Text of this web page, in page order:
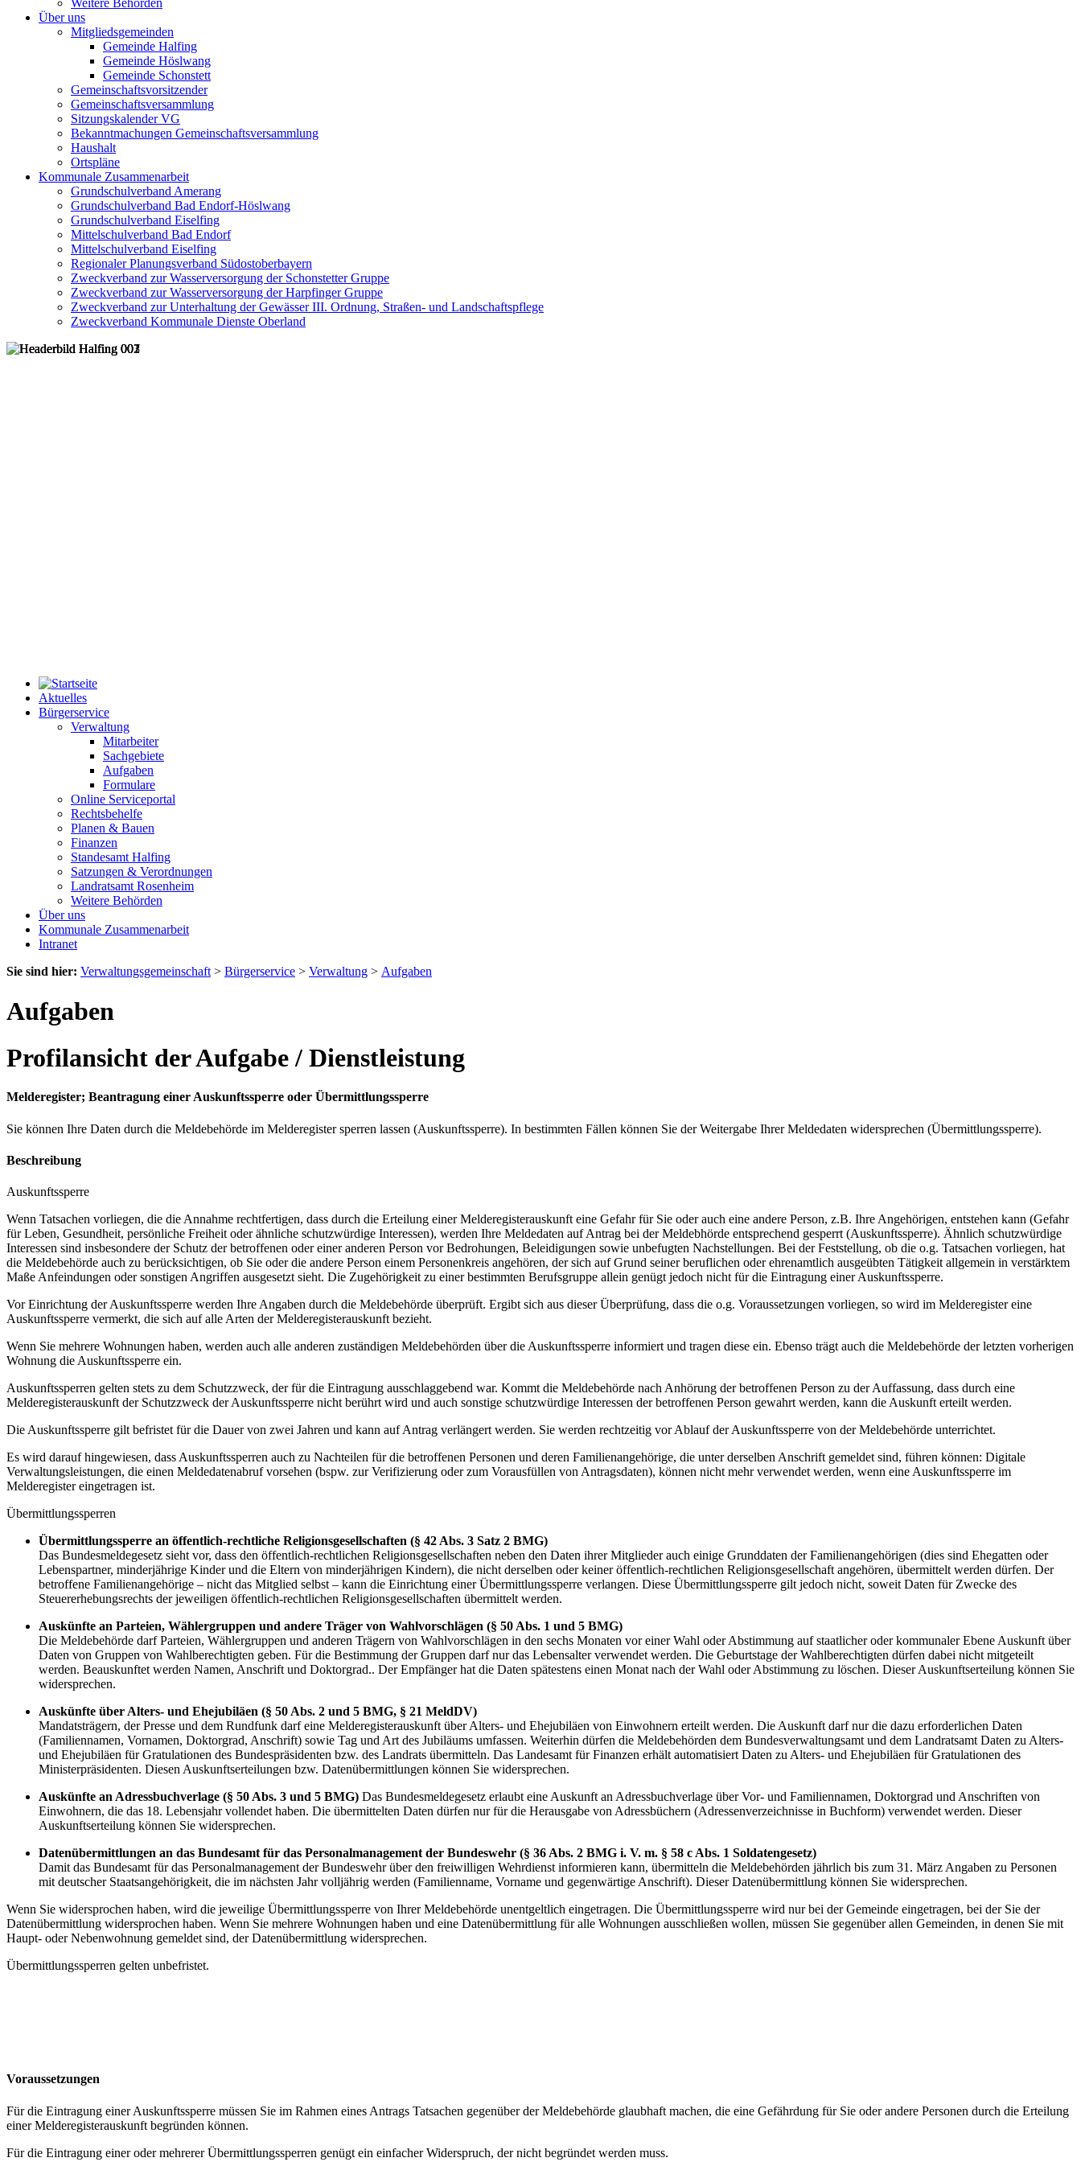
Weitere Behörden
Über uns
Mitgliedsgemeinden
Gemeinde Halfing
Gemeinde Höslwang
Gemeinde Schonstett
Gemeinschaftsvorsitzender
Gemeinschaftsversammlung
Sitzungskalender VG
Bekanntmachungen Gemeinschaftsversammlung
Haushalt
Ortspläne
Kommunale Zusammenarbeit
Grundschulverband Amerang
Grundschulverband Bad Endorf-Höslwang
Grundschulverband Eiselfing
Mittelschulverband Bad Endorf
Mittelschulverband Eiselfing
Regionaler Planungsverband Südostoberbayern
Zweckverband zur Wasserversorgung der Schonstetter Gruppe
Zweckverband zur Wasserversorgung der Harpfinger Gruppe
Zweckverband zur Unterhaltung der Gewässer III. Ordnung, Straßen- und Landschaftspflege
Zweckverband Kommunale Dienste Oberland
Aktuelles
Bürgerservice
Verwaltung
Mitarbeiter
Sachgebiete
Aufgaben
Formulare
Online Serviceportal
Rechtsbehelfe
Planen & Bauen
Finanzen
Standesamt Halfing
Satzungen & Verordnungen
Landratsamt Rosenheim
Weitere Behörden
Über uns
Kommunale Zusammenarbeit
Intranet
Sie sind hier: Verwaltungsgemeinschaft > Bürgerservice > Verwaltung > Aufgaben
Aufgaben
Profilansicht der Aufgabe / Dienstleistung
Melderegister; Beantragung einer Auskunftssperre oder Übermittlungssperre
Sie können Ihre Daten durch die Meldebehörde im Melderegister sperren lassen (Auskunftssperre). In bestimmten Fällen können Sie der Weitergabe Ihrer Meldedaten widersprechen (Übermittlungssperre).
Beschreibung
Auskunftssperre
Wenn Tatsachen vorliegen, die die Annahme rechtfertigen, dass durch die Erteilung einer Melderegisterauskunft eine Gefahr für Sie oder auch eine andere Person, z.B. Ihre Angehörigen, entstehen kann (Gefahr
für Leben, Gesundheit, persönliche Freiheit oder ähnliche schutzwürdige Interessen), werden Ihre Meldedaten auf Antrag bei der Meldebhörde entsprechend gesperrt (Auskunftssperre). Ähnlich schutzwürdige
Interessen sind insbesondere der Schutz der betroffenen oder einer anderen Person vor Bedrohungen, Beleidigungen sowie unbefugten Nachstellungen. Bei der Feststellung, ob die o.g. Tatsachen vorliegen, hat
die Meldebehörde auch zu berücksichtigen, ob Sie oder die andere Person einem Personenkreis angehören, der sich auf Grund seiner beruflichen oder ehrenamtlich ausgeübten Tätigkeit allgemein in verstärktem
Maße Anfeindungen oder sonstigen Angriffen ausgesetzt sieht. Die Zugehörigkeit zu einer bestimmten Berufsgruppe allein genügt jedoch nicht für die Eintragung einer Auskunftssperre.
Vor Einrichtung der Auskunftssperre werden Ihre Angaben durch die Meldebehörde überprüft. Ergibt sich aus dieser Überprüfung, dass die o.g. Voraussetzungen vorliegen, so wird im Melderegister eine
Auskunftssperre vermerkt, die sich auf alle Arten der Melderegisterauskunft bezieht.
Wenn Sie mehrere Wohnungen haben, werden auch alle anderen zuständigen Meldebehörden über die Auskunftssperre informiert und tragen diese ein. Ebenso trägt auch die Meldebehörde der letzten vorherigen
Wohnung die Auskunftssperre ein.
Auskunftssperren gelten stets zu dem Schutzzweck, der für die Eintragung ausschlaggebend war. Kommt die Meldebehörde nach Anhörung der betroffenen Person zu der Auffassung, dass durch eine
Melderegisterauskunft der Schutzzweck der Auskunftssperre nicht berührt wird und auch sonstige schutzwürdige Interessen der betroffenen Person gewahrt werden, kann die Auskunft erteilt werden.
Die Auskunftssperre gilt befristet für die Dauer von zwei Jahren und kann auf Antrag verlängert werden. Sie werden rechtzeitig vor Ablauf der Auskunftssperre von der Meldebehörde unterrichtet.
Es wird darauf hingewiesen, dass Auskunftssperren auch zu Nachteilen für die betroffenen Personen und deren Familienangehörige, die unter derselben Anschrift gemeldet sind, führen können: Digitale
Verwaltungsleistungen, die einen Meldedatenabruf vorsehen (bspw. zur Verifizierung oder zum Vorausfüllen von Antragsdaten), können nicht mehr verwendet werden, wenn eine Auskunftssperre im
Melderegister eingetragen ist.
Übermittlungssperren
Übermittlungssperre an öffentlich-rechtliche Religionsgesellschaften (§ 42 Abs. 3 Satz 2 BMG)
Das Bundesmeldegesetz sieht vor, dass den öffentlich-rechtlichen Religionsgesellschaften neben den Daten ihrer Mitglieder auch einige Grunddaten der Familienangehörigen (dies sind Ehegatten oder
Lebenspartner, minderjährige Kinder und die Eltern von minderjährigen Kindern), die nicht derselben oder keiner öffentlich-rechtlichen Religionsgesellschaft angehören, übermittelt werden dürfen. Der
betroffene Familienangehörige – nicht das Mitglied selbst – kann die Einrichtung einer Übermittlungssperre verlangen. Diese Übermittlungssperre gilt jedoch nicht, soweit Daten für Zwecke des
Steuererhebungsrechts der jeweiligen öffentlich-rechtlichen Religionsgesellschaften übermittelt werden.
Auskünfte an Parteien, Wählergruppen und andere Träger von Wahlvorschlägen (§ 50 Abs. 1 und 5 BMG)
Die Meldebehörde darf Parteien, Wählergruppen und anderen Trägern von Wahlvorschlägen in den sechs Monaten vor einer Wahl oder Abstimmung auf staatlicher oder kommunaler Ebene Auskunft über
Daten von Gruppen von Wahlberechtigten geben. Für die Bestimmung der Gruppen darf nur das Lebensalter verwendet werden. Die Geburtstage der Wahlberechtigten dürfen dabei nicht mitgeteilt
werden. Beauskunftet werden Namen, Anschrift und Doktorgrad.. Der Empfänger hat die Daten spätestens einen Monat nach der Wahl oder Abstimmung zu löschen. Dieser Auskunftserteilung können Sie
widersprechen.
Auskünfte über Alters- und Ehejubiläen (§ 50 Abs. 2 und 5 BMG, § 21 MeldDV)
Mandatsträgern, der Presse und dem Rundfunk darf eine Melderegisterauskunft über Alters- und Ehejubiläen von Einwohnern erteilt werden. Die Auskunft darf nur die dazu erforderlichen Daten
(Familiennamen, Vornamen, Doktorgrad, Anschrift) sowie Tag und Art des Jubiläums umfassen. Weiterhin dürfen die Meldebehörden dem Bundesverwaltungsamt und dem Landratsamt Daten zu Alters-
und Ehejubiläen für Gratulationen des Bundespräsidenten bzw. des Landrats übermitteln. Das Landesamt für Finanzen erhält automatisiert Daten zu Alters- und Ehejubiläen für Gratulationen des
Ministerpräsidenten. Diesen Auskunftserteilungen bzw. Datenübermittlungen können Sie widersprechen.
Auskünfte an Adressbuchverlage (§ 50 Abs. 3 und 5 BMG) Das Bundesmeldegesetz erlaubt eine Auskunft an Adressbuchverlage über Vor- und Familiennamen, Doktorgrad und Anschriften von
Einwohnern, die das 18. Lebensjahr vollendet haben. Die übermittelten Daten dürfen nur für die Herausgabe von Adressbüchern (Adressenverzeichnisse in Buchform) verwendet werden. Dieser
Auskunftserteilung können Sie widersprechen.
Datenübermittlungen an das Bundesamt für das Personalmanagement der Bundeswehr (§ 36 Abs. 2 BMG i. V. m. § 58 c Abs. 1 Soldatengesetz)
Damit das Bundesamt für das Personalmanagement der Bundeswehr über den freiwilligen Wehrdienst informieren kann, übermitteln die Meldebehörden jährlich bis zum 31. März Angaben zu Personen
mit deutscher Staatsangehörigkeit, die im nächsten Jahr volljährig werden (Familienname, Vorname und gegenwärtige Anschrift). Dieser Datenübermittlung können Sie widersprechen.
Wenn Sie widersprochen haben, wird die jeweilige Übermittlungssperre von Ihrer Meldebehörde unentgeltlich eingetragen. Die Übermittlungssperre wird nur bei der Gemeinde eingetragen, bei der Sie der
Datenübermittlung widersprochen haben. Wenn Sie mehrere Wohnungen haben und eine Datenübermittlung für alle Wohnungen ausschließen wollen, müssen Sie gegenüber allen Gemeinden, in denen Sie mit
Haupt- oder Nebenwohnung gemeldet sind, der Datenübermittlung widersprechen.
Übermittlungssperren gelten unbefristet.
Voraussetzungen
Für die Eintragung einer Auskunftssperre müssen Sie im Rahmen eines Antrags Tatsachen gegenüber der Meldebehörde glaubhaft machen, die eine Gefährdung für Sie oder andere Personen durch die Erteilung
einer Melderegisterauskunft begründen können.
Für die Eintragung einer oder mehrerer Übermittlungssperren genügt ein einfacher Widerspruch, der nicht begründet werden muss.